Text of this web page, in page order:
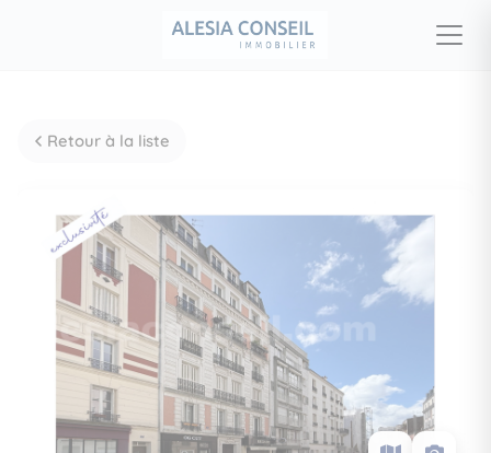
Retour à la liste